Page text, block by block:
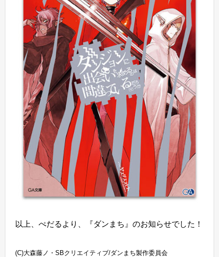
以上、ぺだるより、『ダンまち』のお知らせでした！
(C)大森藤ノ・SBクリエイティブ/ダンまち製作委員会